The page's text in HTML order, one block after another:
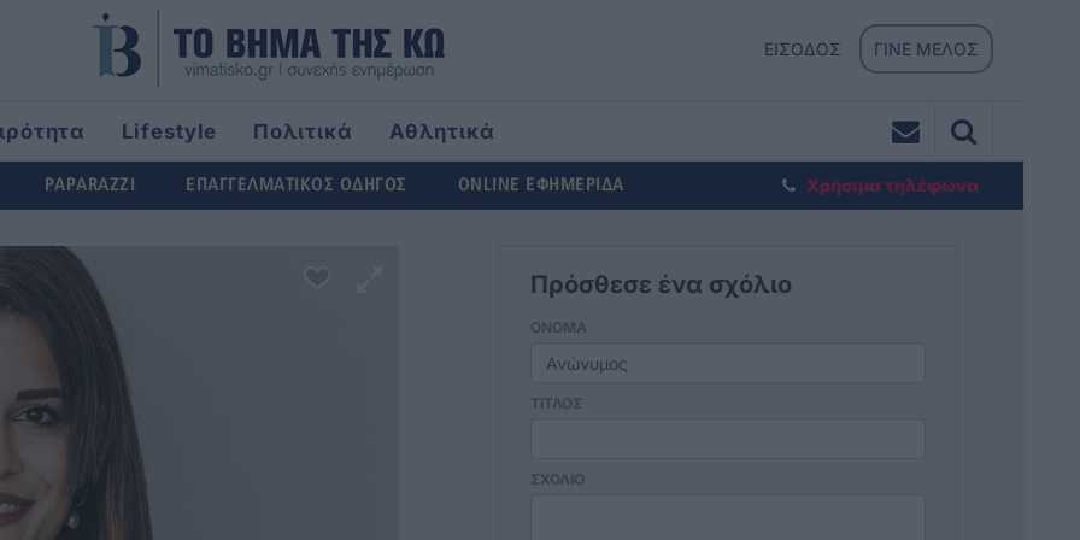
ΕΙΣΟΔΟΣ ΓΙΝΕ ΜΕΛΟΣ
Lifestyle Πολιτικά
Αθλητικά
PAPARAZZI ΕΠΑΓΓΕΛΜΑΤΙΚΟΣ ΟΔΗΓΟΣ ONLINE ΕΦΗΜΕΡΙΔΑ Χρήσιμα τηλέφωνα
Πρόσθεσε ένα σχόλιο
ΟΝΟΜΑ
ΤΙΤΛΟΣ
ΣΧΟΛΙΟ